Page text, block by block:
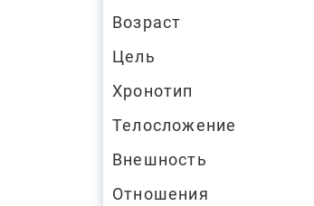
Возраст
Цель
Хронотип
Телосложение
Внешность
Отношения